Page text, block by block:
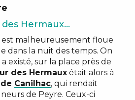
Hermaux…
est malheureusement floue
dans la nuit des temps. On
existé, sur la place près de
des Hermaux était alors à
Canilhac, qui rendait
de Peyre. Ceux-ci